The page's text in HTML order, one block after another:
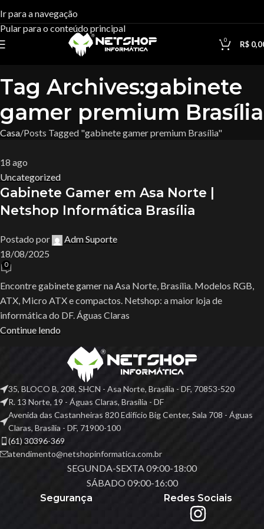
Ir para a navegação
Pular para o conteúdo principal
0 R$
Tag Archives:gabinete
gamer premium Brasília
Casa Posts Tagged "gabinete gamer premium Brasília"
18 ago
Uncategorized
Gabinete Gamer em Asa Norte |
Netshop Informática Brasília
Postado por
Adm Suporte
18/08/2025
0
Encontre gabinete gamer na Asa Norte, Brasília. Modelos RGB,
ATX, Micro ATX e compactos. Netshop: a maior loja de
informática do DF. Águas Claras
Continue lendo
35, BLOCO B, 208, SHCN - Asa Norte, Brasília - DF, 70853-520
R. 13 Norte, 19 - Águas Claras, Brasília - DF
Avenida das Castanheiras 820 Edifício Big Center, Sala 708 - Águas
Claras, Brasília - DF, 71900-100
(61) 30396-369
atendimento@netshopinformatica.com.br
SEGUNDA-SEXTA 09:00-18:00
SÁBADO 09:00-16:00
Segurança
Redes Sociais